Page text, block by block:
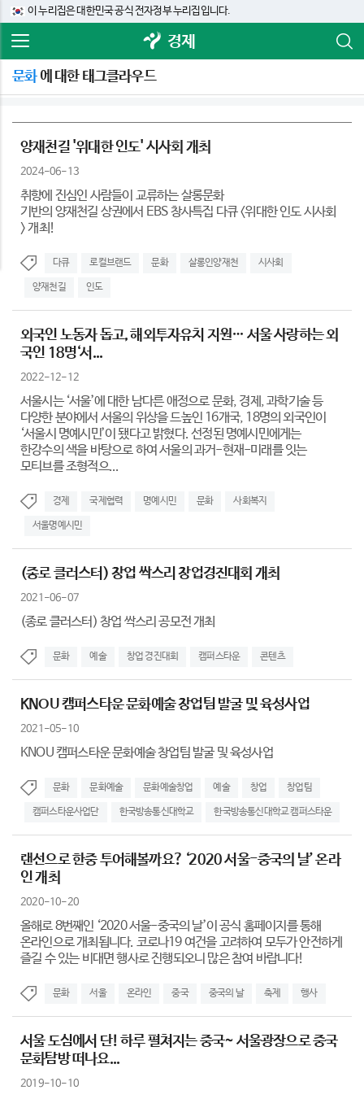
이 누리집은 대한민국 공식 전자정부 누리집입니다.
경제
문화에 대한 태그클라우드
양재천길 '위대한 인도' 시사회 개최
2024-06-13
취향에 진심인 사람들이 교류하는 살롱문화
기반의 양재천길 상권에서 EBS 창사특집 다큐 <위대한 인도 시사회
> 개최!
다큐 로컬브랜드 문화 살롱인양재천 시사회
양재천길 인도
외국인 노동자 돕고, 해외투자유치 지원… 서울 사랑하는 외
국인 18명‘서...
2022-12-12
서울시는 ‘서울’에 대한 남다른 애정으로 문화, 경제, 과학기술 등
다양한 분야에서 서울의 위상을 드높인 16개국, 18명의 외국인이
‘서울시 명예시민’이 됐다고 밝혔다. 선정된 명예시민에게는
한강수의 색을 바탕으로 하여 서울의 과거-현재-미래를 잇는
모티브를 조형적으...
경제 국제협력 명예시민 문화 사회복지
서울명예시민
(종로 클러스터) 창업 싹스리 창업경진대회 개최
2021-06-07
(종로 클러스터) 창업 싹스리 공모전 개최
문화 예술 창업 경진대회 캠퍼스타운 콘텐츠
KNOU 캠퍼스타운 문화예술 창업팀 발굴 및 육성사업
2021-05-10
KNOU 캠퍼스타운 문화예술 창업팀 발굴 및 육성사업
문화 문화예술 문화예술창업 예술 창업 창업팀
캠퍼스타운사업단 한국방송통신대학교 한국방송통신대학교 캠퍼스타운
랜선으로 한중 투어해볼까요? ‘2020 서울-중국의 날’ 온라
인 개최
2020-10-20
올해로 8번째인 ‘2020 서울-중국의 날’이 공식 홈페이지를 통해
온라인으로 개최됩니다. 코로나19 여건을 고려하여 모두가 안전하게
즐길 수 있는 비대면 행사로 진행되오니 많은 참여 바랍니다!
문화 서울 온라인 중국 중국의 날 축제 행사
서울 도심에서 단! 하루 펼쳐지는 중국~ 서울광장으로 중국
문화탐방 떠나요...
2019-10-10